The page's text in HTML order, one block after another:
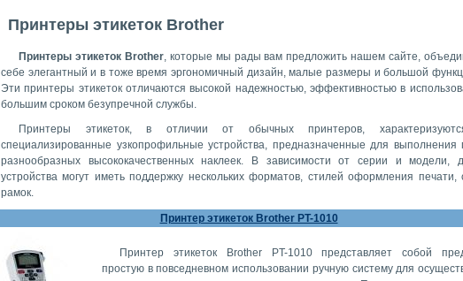
Принтеры этикеток Brother
Принтеры этикеток Brother, которые мы рады вам предложить нашем сайте,
себе элегантный и в тоже время эргономичный дизайн, малые размеры и большой
Эти принтеры этикеток отличаются высокой надежностью, эффективностью в
большим сроком безупречной службы.
Принтеры этикеток, в отличии от обычных принтеров,
специализированные узкопрофильные устройства, предназначенные для выполнения
разнообразных высококачественных наклеек. В зависимости от серии и модели,
устройства могут иметь поддержку нескольких форматов, стилей оформления печати,
рамок.
Принтер этикеток Brother PT-1010
Принтер этикеток Brother PT-1010 представляет собой
простую в повседневном использовании ручную систему для